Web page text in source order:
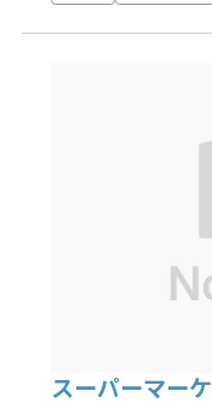
スーパーマー